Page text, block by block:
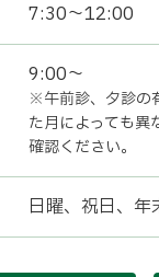
7:30～12:00
9:00～
※午前診、夕診の
た月によっても異
確認ください。
日曜、祝日、年